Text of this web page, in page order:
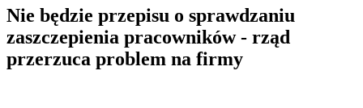
Nie będzie przepisu o sprawdzaniu
zaszczepienia pracowników - rząd
przerzuca problem na firmy